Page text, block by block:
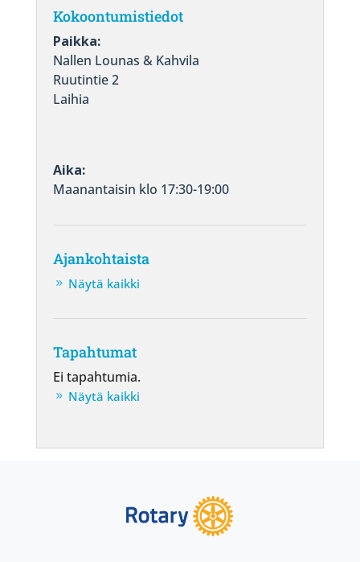
Kokoontumistiedot
Paikka:
Nallen Lounas & Kahvila
Ruutintie 2
Laihia
Aika:
Maanantaisin klo 17:30-19:00
Ajankohtaista
Näytä kaikki
Tapahtumat
Ei tapahtumia.
Näytä kaikki